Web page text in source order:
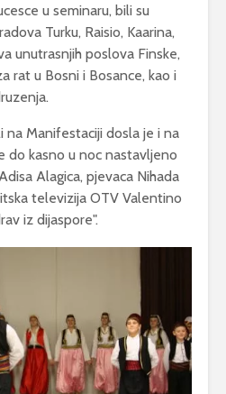
u seminaru, bili su
Turku, Raisio, Kaarina,
unutrasnjih poslova Finske,
rat u Bosni i Bosance, kao i
na Manifestaciji dosla je i na
do kasno u noc nastavljeno
Alagica, pjevaca Nihada
televizija OTV Valentino
iz dijaspore".